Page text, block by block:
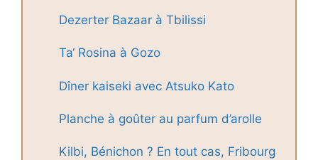
Dezerter Bazaar à Tbilissi
Ta‘ Rosina à Gozo
Dîner kaiseki avec Atsuko Kato
Planche à goûter au parfum d’arolle
Kilbi, Bénichon ? En tout cas, Fribourg